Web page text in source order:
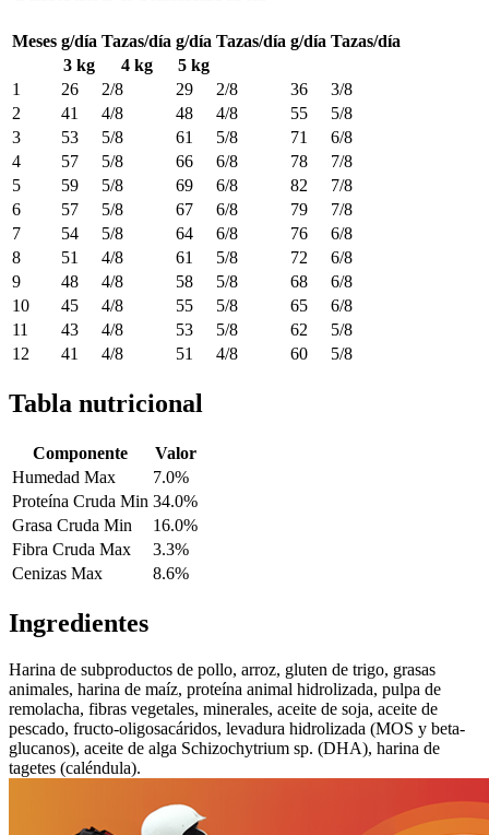
Meses g/día Tazas/día g/día Tazas/día g/día Tazas/día
3 kg
4 kg
5 kg
1
26 2/8 29 2/8 36
3/8
2
41 4/8 48 4/8 55
5/8
3
53 5/8 61 5/8 71
6/8
4
57 5/8 66 6/8 78
7/8
5
59 5/8 69 6/8 82
7/8
6
57 5/8 67 6/8 79
7/8
7
54 5/8 64 6/8 76
6/8
8
51 4/8 61 5/8 72
6/8
9
48 4/8 58 5/8 68
6/8
10
45 4/8 55 5/8 65
6/8
11
43 4/8 53 5/8 62
5/8
12
41 4/8 51 4/8 60 5/8
Tabla nutricional
Componente
Valor
Humedad Max
7.0%
Proteína Cruda Min 34.0%
Grasa Cruda Min
16.0%
Fibra Cruda Max
3.3%
Cenizas Max
8.6%
Ingredientes
Harina de subproductos de pollo, arroz, gluten de trigo, grasas
animales, harina de maíz, proteína animal hidrolizada, pulpa de
remolacha, fibras vegetales, minerales, aceite de soja, aceite de
pescado, fructo-oligosacáridos, levadura hidrolizada (MOS y beta-
glucanos), aceite de alga Schizochytrium sp. (DHA), harina de
tagetes (caléndula).